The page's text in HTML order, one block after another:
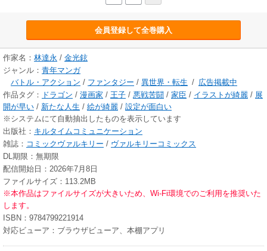
会員登録して全巻購入
作家名： 林達永 / 金光鉉
ジャンル： 青年マンガ
バトル・アクション / ファンタジー / 異世界・転生 / 広告掲載中
作品タグ： ドラゴン / 漫画家 / 王子 / 悪戦苦闘 / 家臣 / イラストが綺麗 / 展
開が早い / 新たな人生 / 絵が綺麗 / 設定が面白い
※システムにて自動抽出したものを表示しています
出版社： キルタイムコミュニケーション
雑誌： コミックヴァルキリー / ヴァルキリーコミックス
DL期限：無期限
配信開始日：2026年7月8日
ファイルサイズ：113.2MB
※本作品はファイルサイズが大きいため、Wi-Fi環境でのご利用を推奨いた
します。
ISBN：9784799221914
対応ビューア：ブラウザビューア、本棚アプリ